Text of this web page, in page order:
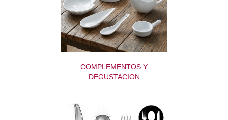
COMPLEMENTOS Y
DEGUSTACION